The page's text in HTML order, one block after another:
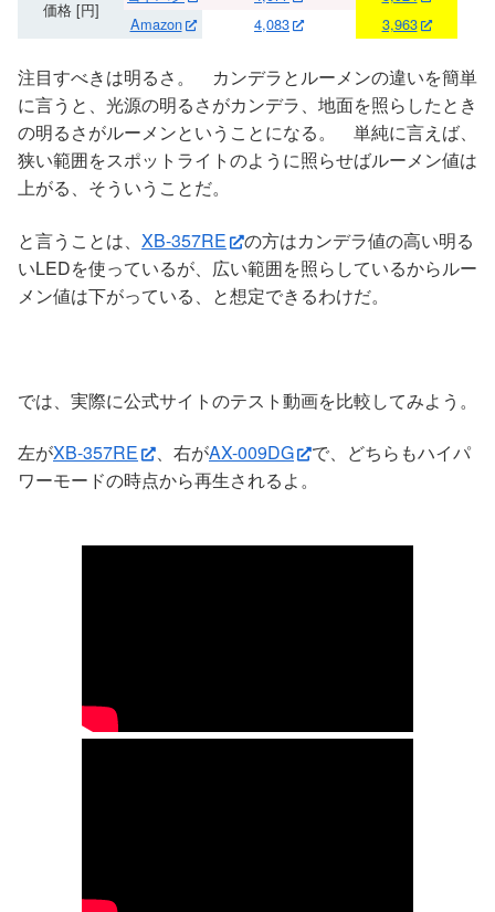
価格 [円]
Amazon
4,083 3,963
注目すべきは明るさ。 カンデラとルーメンの違いを簡単
に言うと、光源の明るさがカンデラ、地面を照らしたとき
の明るさがルーメンということになる。 単純に言えば、
狭い範囲をスポットライトのように照らせばルーメン値は
上がる、そういうことだ。
と言うことは、 XB-357RE
の方はカンデラ値の高い明る
いLEDを使っているが、広い範囲を照らしているからルー
メン値は下がっている、と想定できるわけだ。
では、実際に公式サイトのテスト動画を比較してみよう。
左がXB-357RE 、右がAX-009DG
で、どちらもハイパ
ワーモードの時点から再生されるよ。